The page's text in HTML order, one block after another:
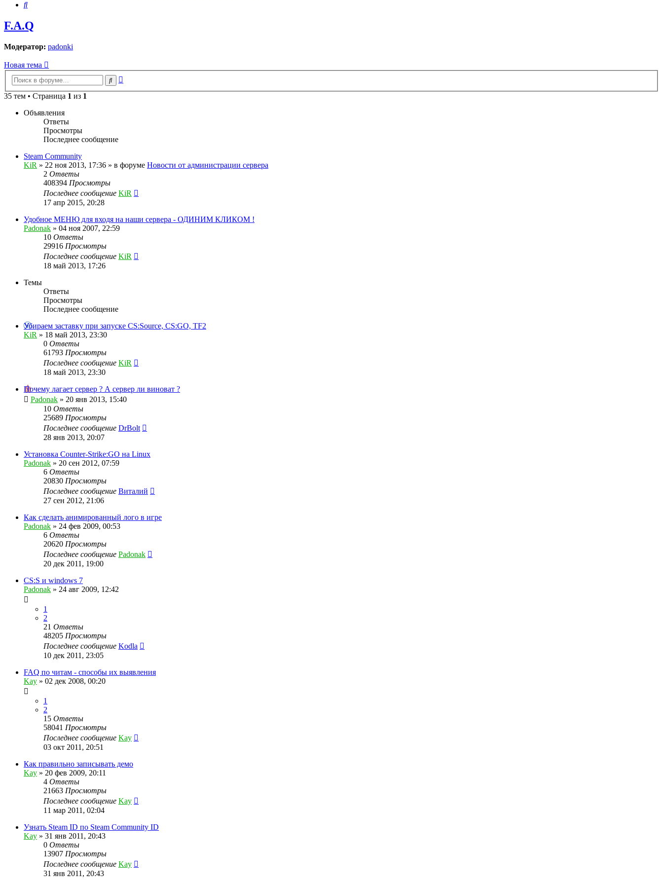
Поиск
F.A.Q
Модератор: padonki
Новая тема
Поиск
35 тем • Страница 1 из 1
Объявления
Ответы
Просмотры
Последнее сообщение
Steam Community
KiR » 22 ноя 2013, 17:36 » в форуме Новости от администрации сервера
2 Ответы
408394 Просмотры
Последнее сообщение KiR
17 апр 2015, 20:28
Удобное МЕНЮ для входя на наши сервера - ОДИНИМ КЛИКОМ !
Padonak » 04 ноя 2007, 22:59
10 Ответы
29916 Просмотры
Последнее сообщение KiR
18 май 2013, 17:26
Темы
Ответы
Просмотры
Последнее сообщение
Убираем заставку при запуске CS:Source, CS:GO, TF2
KiR » 18 май 2013, 23:30
0 Ответы
61793 Просмотры
Последнее сообщение KiR
18 май 2013, 23:30
Почему лагает сервер ? А сервер ли виноват ?
Padonak » 20 янв 2013, 15:40
10 Ответы
25689 Просмотры
Последнее сообщение DrBolt
28 янв 2013, 20:07
Установка Counter-Strike:GO на Linux
Padonak » 20 сен 2012, 07:59
6 Ответы
20830 Просмотры
Последнее сообщение Виталий
27 сен 2012, 21:06
Как сделать анимированный лого в игре
Padonak » 24 фев 2009, 00:53
6 Ответы
20620 Просмотры
Последнее сообщение Padonak
20 дек 2011, 19:00
CS:S и windows 7
Padonak » 24 авг 2009, 12:42
1
2
21 Ответы
48205 Просмотры
Последнее сообщение Kodla
10 дек 2011, 23:05
FAQ по читам - способы их выявления
Kay » 02 дек 2008, 00:20
1
2
15 Ответы
58041 Просмотры
Последнее сообщение Kay
03 окт 2011, 20:51
Как правильно записывать демо
Kay » 20 фев 2009, 20:11
4 Ответы
21663 Просмотры
Последнее сообщение Kay
11 мар 2011, 02:04
Узнать Steam ID по Steam Community ID
Kay » 31 янв 2011, 20:43
0 Ответы
13907 Просмотры
Последнее сообщение Kay
31 янв 2011, 20:43